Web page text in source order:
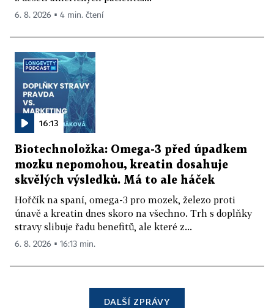
6. 8. 2026 ▪ 4 min. čtení
16:13
Biotechnoložka: Omega-3 před úpadkem
mozku nepomohou, kreatin dosahuje
skvělých výsledků. Má to ale háček
Hořčík na spaní, omega-3 pro mozek, železo proti
únavě a kreatin dnes skoro na všechno. Trh s doplňky
stravy slibuje řadu benefitů, ale které z...
6. 8. 2026 ▪ 16:13 min.
DALŠÍ ZPRÁVY